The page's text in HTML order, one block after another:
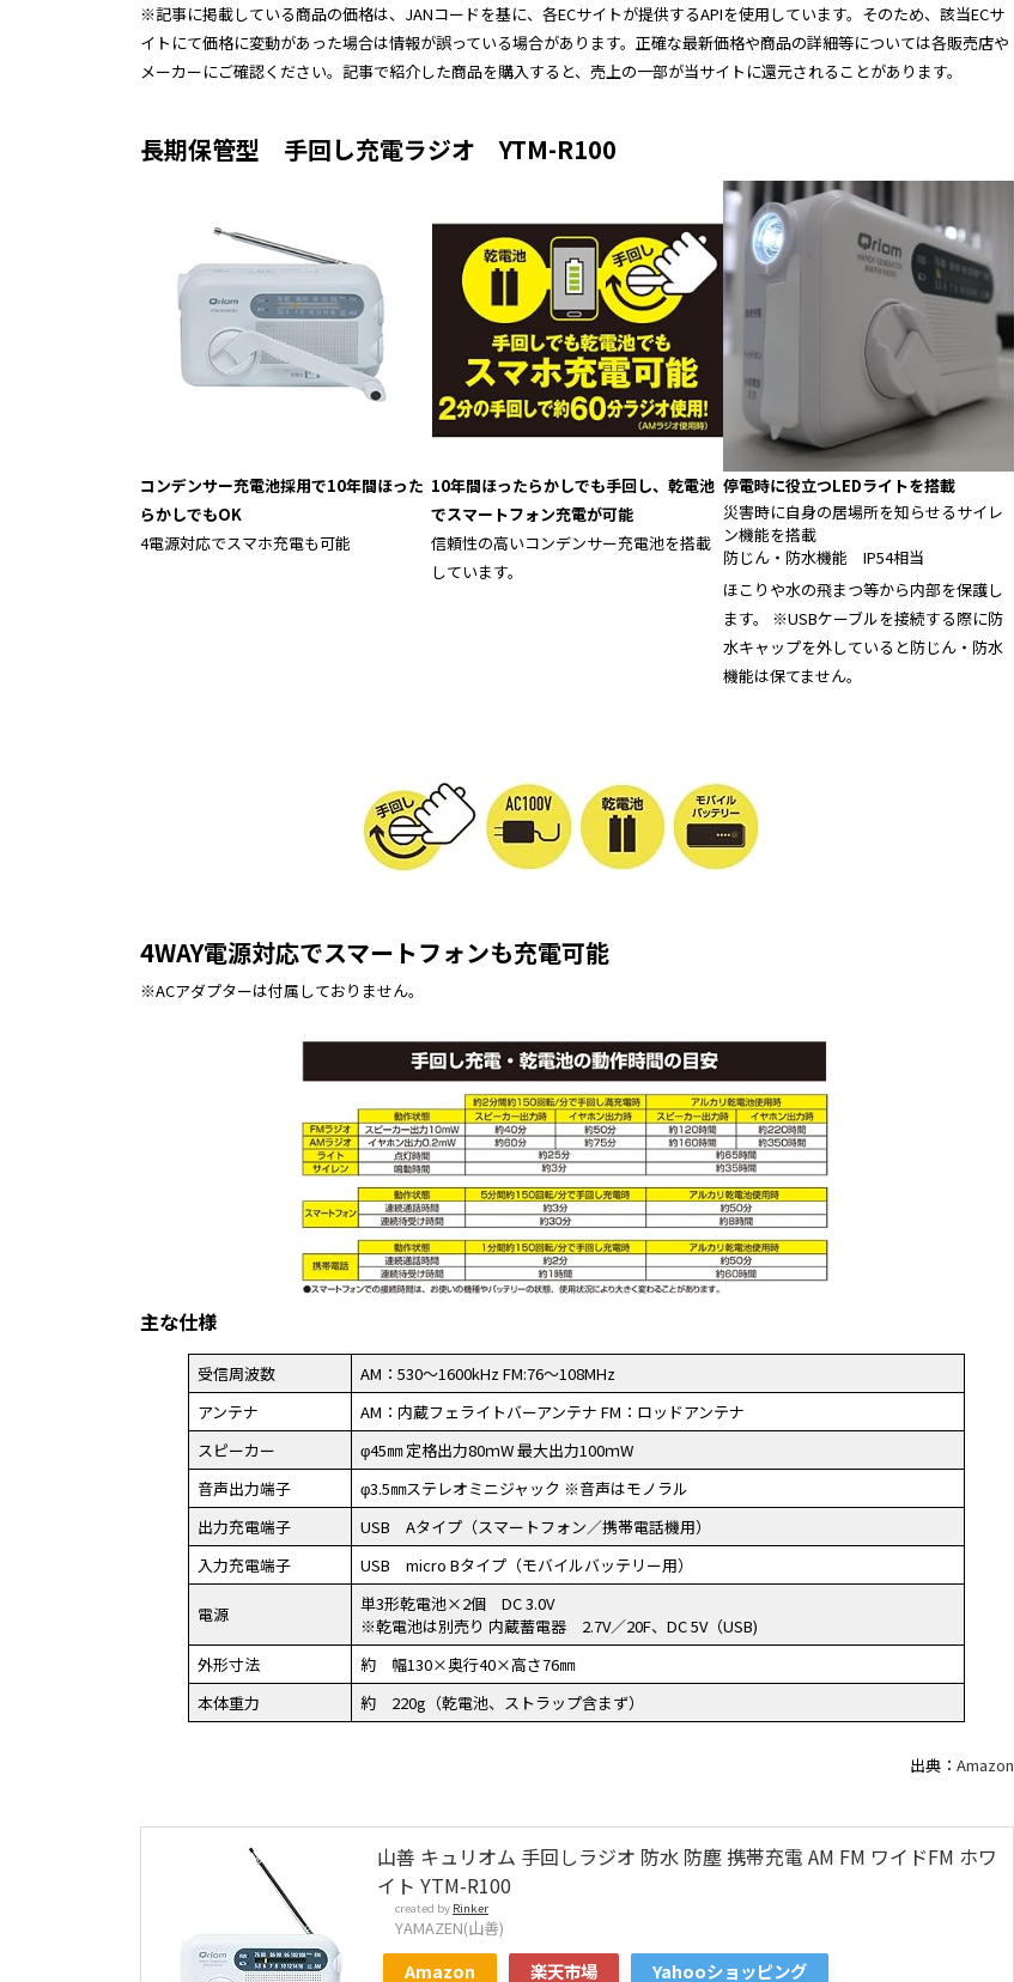
※記事に掲載している商品の価格は、JANコードを基に、各ECサイトが提供するAPIを使用しています。そのため、該当ECサ
イトにて価格に変動があった場合は情報が誤っている場合があります。正確な最新価格や商品の詳細等については各販売店や
メーカーにご確認ください。記事で紹介した商品を購入すると、売上の一部が当サイトに還元されることがあります。
長期保管型 手回し充電ラジオ YTM-R100
コンデンサー充電池採用で10年間ほった
らかしでもOK
4電源対応でスマホ充電も可能
10年間ほったらかしでも手回し、乾電池
でスマートフォン充電が可能
信頼性の高いコンデンサー充電池を搭載
しています。
停電時に役立つLEDライトを搭載
災害時に自身の居場所を知らせるサイレ
ン機能を搭載
防じん・防水機能 IP54相当
ほこりや水の飛まつ等から内部を保護し
ます。 ※USBケーブルを接続する際に防
水キャップを外していると防じん・防水
機能は保てません。
4WAY電源対応でスマートフォンも充電可能
※ACアダプターは付属しておりません。
主な仕様
受信周波数
AM：530～1600kHz FM:76～108MHz
アンテナ
AM：内蔵フェライトバーアンテナ FM：ロッドアンテナ
スピーカー
φ45㎜ 定格出力80ｍW 最大出力100ｍW
音声出力端子
φ3.5㎜ステレオミニジャック ※音声はモノラル
出力充電端子
USB Aタイプ（スマートフォン／携帯電話機用）
入力充電端子
USB micro Bタイプ（モバイルバッテリー用）
電源
単3形乾電池×2個 DC 3.0V
※乾電池は別売り 内蔵蓄電器 2.7V／20F、DC 5V（USB)
外形寸法
約 幅130×奥行40×高さ76㎜
本体重力
約 220g（乾電池、ストラップ含まず）
出典： Amazon
山善 キュリオム 手回しラジオ 防水 防塵 携帯充電 AM FM ワイドFM ホワ
イト YTM-R100
created by Rinker
YAMAZEN(山善)
Amazon 楽天市場 Yahooショッピング